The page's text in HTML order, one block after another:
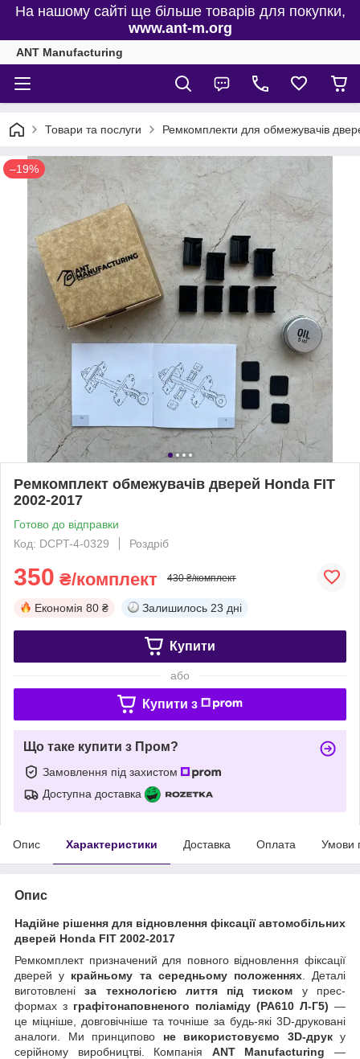
На нашому сайті ще більше товарів для покупки,
www.ant-m.org
ANT Manufacturing
Товари та послуги Ремкомплекти для обмежувачів
–19%
Ремкомплект обмежувачів дверей Honda FIT
2002-2017
Готово до відправки
Код: DCPT-4-0329
Роздріб
350 ₴/комплект 430 ₴/комплект
Економія 80 ₴ Залишилось 23 дні
Купити
або
Купити з
Що таке купити з Пром?
Замовлення під захистом
Доступна доставка
Опис Характеристики Доставка Оплата Умови
Опис
Надійне рішення для відновлення фіксації автомобільних
дверей Honda FIT 2002-2017
Ремкомплект призначений для повного відновлення фіксації
дверей у крайньому та середньому положеннях. Деталі
виготовленіза технологією лиття під тиском у прес-
формах з графітонаповненого поліаміду (PA610 Л-Г5) —
це міцніше, довговічніше та точніше за будь-які 3D-друковані
аналоги. Ми принципово не використовуємо 3D-друку
серійному виробництві. Компанія ANT Manufacturing —